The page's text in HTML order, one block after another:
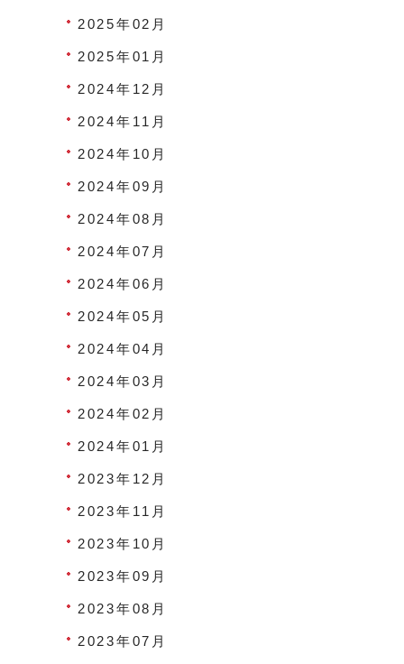
2025年02月
2025年01月
2024年12月
2024年11月
2024年10月
2024年09月
2024年08月
2024年07月
2024年06月
2024年05月
2024年04月
2024年03月
2024年02月
2024年01月
2023年12月
2023年11月
2023年10月
2023年09月
2023年08月
2023年07月